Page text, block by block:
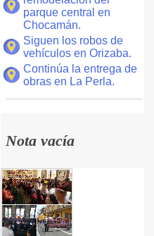
parque central en
Chocamán.
Siguen los robos de
vehículos en Orizaba.
Continúa la entrega de
obras en La Perla.
Nota vacía